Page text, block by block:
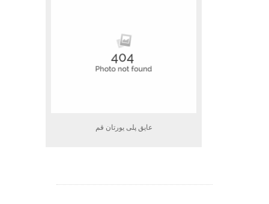
عایق پلی یورتان قم